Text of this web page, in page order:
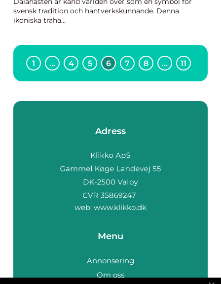
svensk tradition och hantverkskunnande. Denna
ikoniska trähä...
1 … 4 5 6 7 8 … 11
Adress
web: www.klikko.dk
Menu
Annonsering
Om oss